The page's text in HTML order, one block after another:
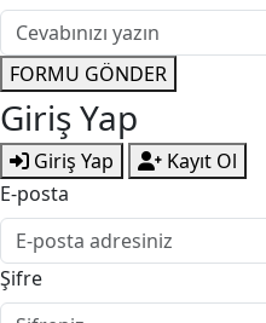
FORMU GÖNDER
Giriş Yap
Giriş Yap
Kayıt Ol
E-posta
Şifre